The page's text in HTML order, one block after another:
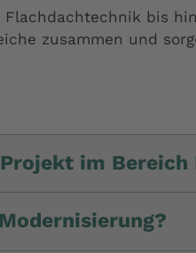
bis
zusammen und
im Bereich